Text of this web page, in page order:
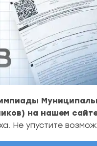
на нашем
Не упустите